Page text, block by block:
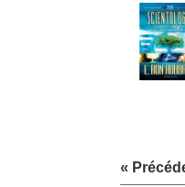
«